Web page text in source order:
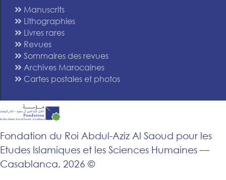
Manuscrits
Lithographies
Livres rares
Revues
Sommaires des revues
Archives Marocaines
Cartes postales et photos
Fondation du Roi Abdul-Aziz Al Saoud pour les
Etudes Islamiques et les Sciences Humaines —
Casablanca, 2026 ©